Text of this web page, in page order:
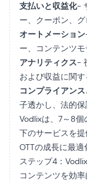
支払いと収益化-
ー、クーポン、グ
オートメーション
ー、コンテンツモ
アナリティクス-
および収益に関す
コンプライアン
子透かし、法的保
Vodlixは、7～8個
下のサービスを提
OTTの成長に最適
ステップ4：
コンテンツを効